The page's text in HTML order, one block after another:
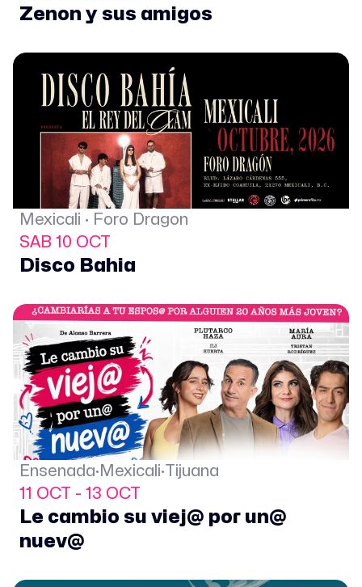
Zenon y sus amigos
Mexicali · Foro Dragon
SAB 10 OCT
Disco Bahia
Ensenada·Mexicali·Tijuana
11 OCT - 13 OCT
Le cambio su viej@ por un@
nuev@